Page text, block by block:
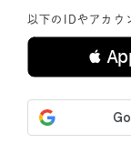
以下のIDやアカウ
